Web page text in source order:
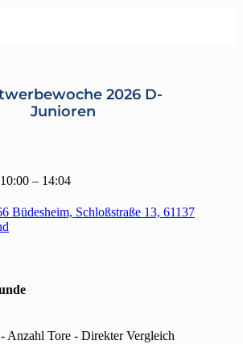
2026 D-
Junioren
– 14:04
Büdesheim, Schloßstraße 13, 61137
Anzahl Tore - Direkter Vergleich